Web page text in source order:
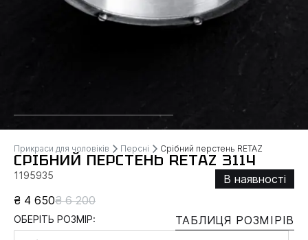
Прикраси для чоловіків Персні Срібний перстень RETAZ
СРІБНИЙ ПЕРСТЕНЬ RETAZ 3114
1195935
В наявності
₴ 4 650₴ 6 200
ОБЕРІТЬ РОЗМІР:
ТАБЛИЦЯ РОЗМІРІВ